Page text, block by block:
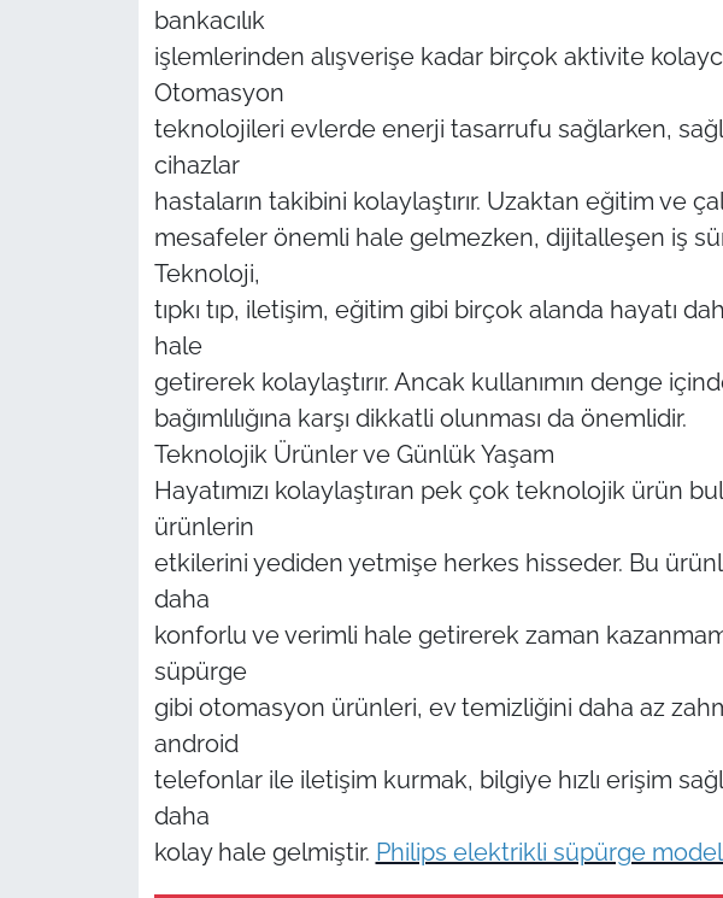
bankacılık
işlemlerinden alışverişe kadar birçok aktivite
Otomasyon
teknolojileri evlerde enerji tasarrufu sağlarken,
cihazlar
hastaların takibini kolaylaştırır. Uzaktan eğitim ve
mesafeler önemli hale gelmezken, dijitalleşen iş
Teknoloji,
tıpkı tıp, iletişim, eğitim gibi birçok alanda hayatı
hale
getirerek kolaylaştırır. Ancak kullanımın denge
bağımlılığına karşı dikkatli olunması da önemlidir.
Teknolojik Ürünler ve Günlük Yaşam
Hayatımızı kolaylaştıran pek çok teknolojik ürün
ürünlerin
etkilerini yediden yetmişe herkes hisseder. Bu
daha
konforlu ve verimli hale getirerek zaman
süpürge
gibi otomasyon ürünleri, ev temizliğini daha az
android
telefonlar ile iletişim kurmak, bilgiye hızlı erişim
daha
kolay hale gelmiştir. Philips elektrikli süpürge